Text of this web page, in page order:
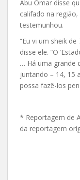
Abu Omar disse
califado na
testemunhou.
“Eu vi um sheik
disse ele. “O
… Há uma grande
juntando – 14, 15
possa fazê-los
* Reportagem de
da reportagem